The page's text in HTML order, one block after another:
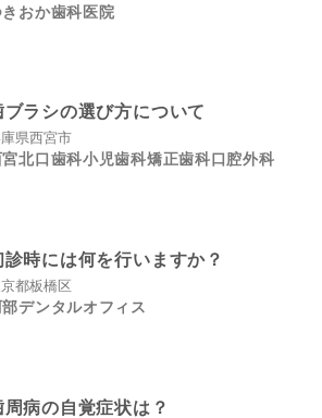
きおか歯科医院
ブラシの選び方について
県西宮市
宮北口歯科小児歯科矯正歯科口腔外科
診時には何を行いますか？
都板橋区
部デンタルオフィス
周病の自覚症状は？